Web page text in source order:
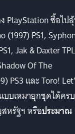
PlayStation ซื้อไป
(1997) PS1,
Jak & Daxter TPL
Of The
PS3 และ Toro!
บบเหมายุกชุดได้ครบ
หรัฐฯ หรือประมาณ